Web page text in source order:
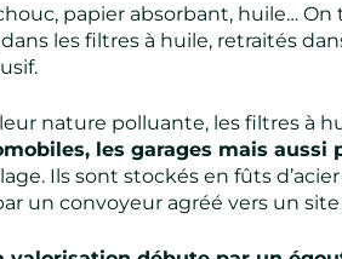
papier absorbant, huile…
les filtres à huile, retraités
nature polluante, les filtres à
les garages mais aussi
Ils sont stockés en fûts
un convoyeur agréé vers un site